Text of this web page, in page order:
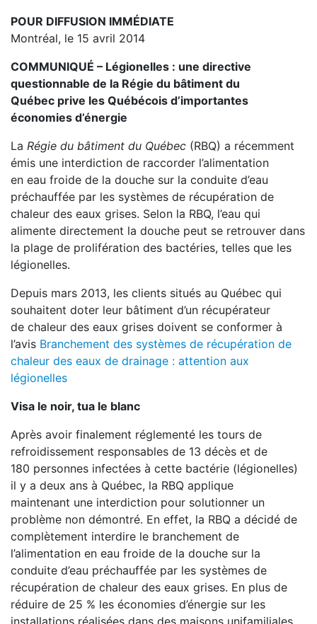
POUR DIFFUSION IMMÉDIATE
Montréal, le 15 avril 2014
COMMUNIQUÉ – Légionelles : une directive
questionnable de la Régie du bâtiment du
Québec prive les Québécois d’importantes
économies d’énergie
La Régie du bâtiment du Québec (RBQ) a récemment
émis une interdiction de raccorder l’alimentation
en eau froide de la douche sur la conduite d’eau
préchauffée par les systèmes de récupération de
chaleur des eaux grises. Selon la RBQ, l’eau qui
alimente directement la douche peut se retrouver dans
la plage de prolifération des bactéries, telles que les
légionelles.
Depuis mars 2013, les clients situés au Québec qui
souhaitent doter leur bâtiment d’un récupérateur
de chaleur des eaux grises doivent se conformer à
l’avis Branchement des systèmes de récupération de
chaleur des eaux de drainage : attention aux
légionelles
Visa le noir, tua le blanc
Après avoir finalement réglementé les tours de
refroidissement responsables de 13 décès et de
180 personnes infectées à cette bactérie (légionelles)
il y a deux ans à Québec, la RBQ applique
maintenant une interdiction pour solutionner un
problème non démontré. En effet, la RBQ a décidé de
complètement interdire le branchement de
l’alimentation en eau froide de la douche sur la
conduite d’eau préchauffée par les systèmes de
récupération de chaleur des eaux grises. En plus de
réduire de 25 % les économies d’énergie sur les
installations réalisées dans des maisons unifamiliales,